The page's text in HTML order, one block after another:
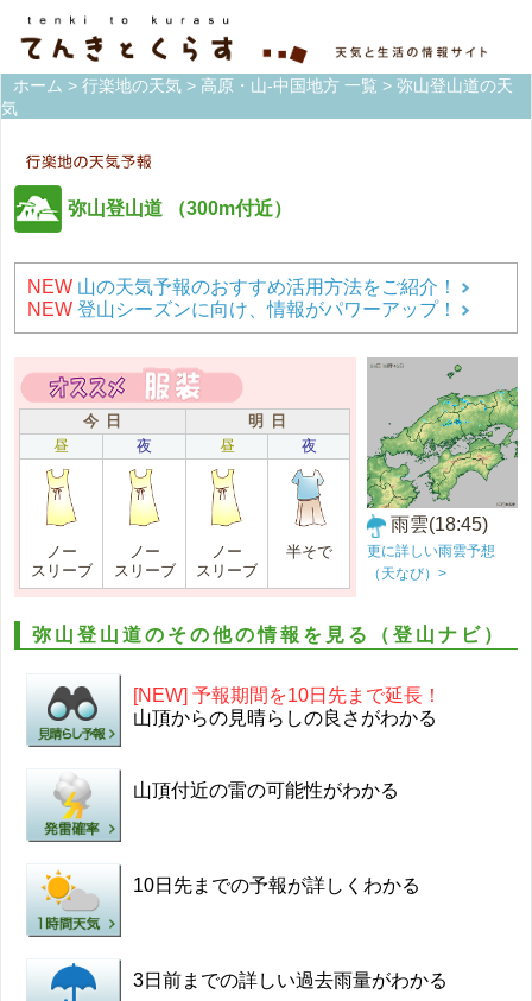
ホーム > 行楽地の天気 > 高原・山-中国地方 一覧 > 弥山登山道の天
気
弥山登山道 （300m付近）
NEW 山の天気予報のおすすめ活用方法をご紹介！
NEW 登山シーズンに向け、情報がパワーアップ！
今 日
明 日
昼
夜 昼 夜
ノー
スリーブ
ノー
スリーブ
ノー
スリーブ
半そで
雨雲(18:45)
更に詳しい雨雲予想
（天なび）>
弥山登山道のその他の情報を見る（登山ナビ）
[NEW] 予報期間を10日先まで延長！
山頂からの見晴らしの良さがわかる
山頂付近の雷の可能性がわかる
10日先までの予報が詳しくわかる
3日前までの詳しい過去雨量がわかる